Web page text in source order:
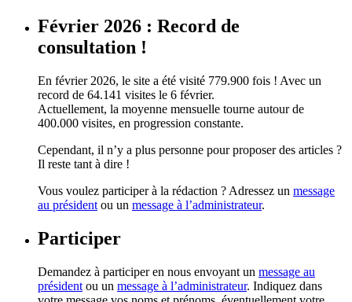
Février 2026 : Record de
consultation !
En février 2026, le site a été visité 779.900 fois ! Avec un
record de 64.141 visites le 6 février.
Actuellement, la moyenne mensuelle tourne autour de
400.000 visites, en progression constante.
Cependant, il n’y a plus personne pour proposer des articles ?
Il reste tant à dire !
Vous voulez participer à la rédaction ? Adressez un message
au président ou un message à l’administrateur.
Participer
Demandez à participer en nous envoyant un message au
président ou un message à l’administrateur. Indiquez dans